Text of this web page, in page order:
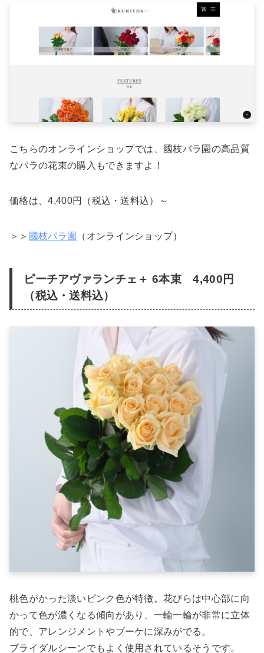
こちらのオンラインショップでは、國枝バラ園の高品質
なバラの花束の購入もできますよ！
価格は、4,400円（税込・送料込）～
＞＞ 國枝バラ園 （オンラインショップ）
ピーチアヴァランチェ＋ 6本束 4,400円
（税込・送料込）
桃色がかった淡いピンク色が特徴。花びらは中心部に向
かって色が濃くなる傾向があり、一輪一輪が非常に立体
的で、アレンジメントやブーケに深みがでる。
ブライダルシーンでもよく使用されているそうです。